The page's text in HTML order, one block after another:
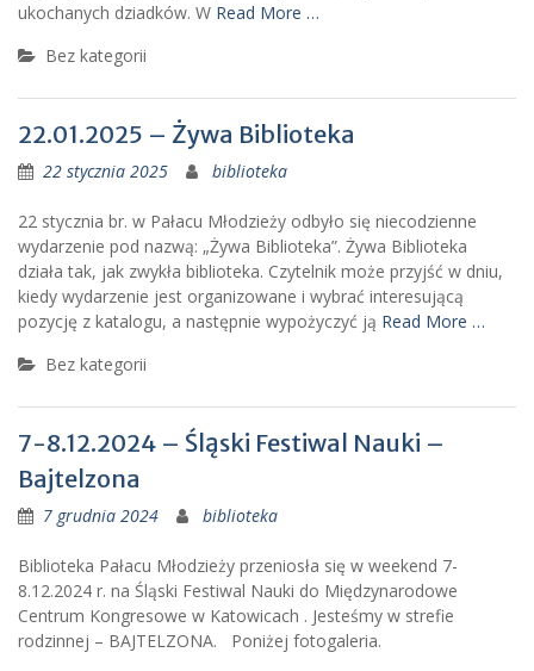
ukochanych dziadków. W Read More …
Bez kategorii
22.01.2025 – Żywa Biblioteka
22 stycznia 2025 biblioteka
22 stycznia br. w Pałacu Młodzieży odbyło się niecodzienne
wydarzenie pod nazwą: „Żywa Biblioteka”. Żywa Biblioteka
działa tak, jak zwykła biblioteka. Czytelnik może przyjść w dniu,
kiedy wydarzenie jest organizowane i wybrać interesującą
pozycję z katalogu, a następnie wypożyczyć ją Read More …
Bez kategorii
7-8.12.2024 – Śląski Festiwal Nauki –
Bajtelzona
7 grudnia 2024 biblioteka
Biblioteka Pałacu Młodzieży przeniosła się w weekend 7-
8.12.2024 r. na Śląski Festiwal Nauki do Międzynarodowe
Centrum Kongresowe w Katowicach . Jesteśmy w strefie
rodzinnej – BAJTELZONA. Poniżej fotogaleria.